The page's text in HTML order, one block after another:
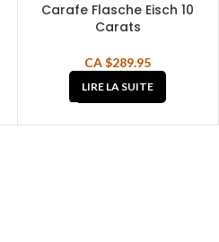
SOLD OUT
Carafe Flasche Eisch 10
Carats
CA $289.95
LIRE LA SUITE